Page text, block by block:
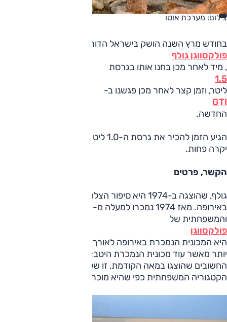
צילום: מערכת אוטו
בחודש מרץ השנה הושק בישראל הדור החדש של
פולקסווגן גולף
, מיד לאחר מכן בחנו אותו בגרסת
1.5
ליטר, וזמן קצר לאחר מכן פגשנו ב-
GTI
החדשה.
הגיע הזמן להכיר את גרסת ה-1.0 ליטר של גולף – חזקה פחות,
יקרה פחות.
הקשר, פרטים
גולף, שהוצגה ב-1974 היא סיפור הצלחה אדיר בעולם, בעיקר
והמשפחתית של
פולקסווגן
היא המכונית הנמכרת באירופה לאורך שנים. אבל היא הרבה
יותר מאשר עוד מכונית הנמכרת היטב; גולף היא אחד הדגמים
החשובים שהוצגו במאה הקודמת, זו שלמעשה יצרה את
הקטגוריה המשפחתית כפי שהיא מוכרת היום.